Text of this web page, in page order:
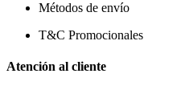
Métodos de envío
T&C Promocionales
Atención al cliente